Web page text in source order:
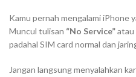
Kamu pernah mengalami iPhone
Muncul tulisan “No Service”atau
padahal SIM card normal dan
Jangan langsung menyalahkan